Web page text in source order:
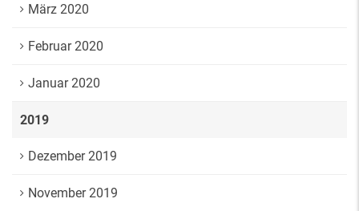
März 2020
Februar 2020
Januar 2020
2019
Dezember 2019
November 2019